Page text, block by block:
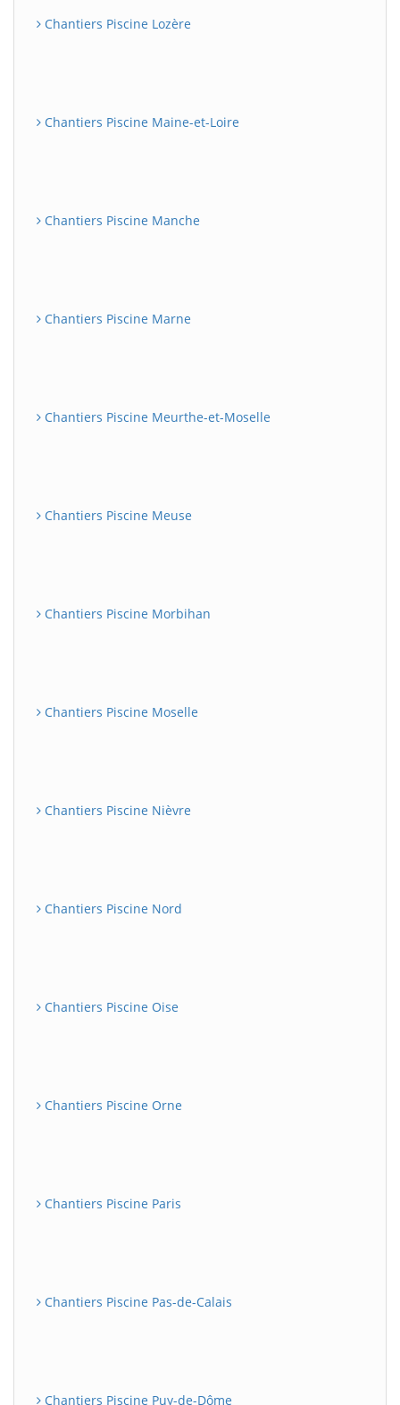
Chantiers Piscine Lozère
Chantiers Piscine Maine-et-Loire
Chantiers Piscine Manche
Chantiers Piscine Marne
Chantiers Piscine Meurthe-et-Moselle
Chantiers Piscine Meuse
Chantiers Piscine Morbihan
Chantiers Piscine Moselle
Chantiers Piscine Nièvre
Chantiers Piscine Nord
Chantiers Piscine Oise
Chantiers Piscine Orne
Chantiers Piscine Paris
Chantiers Piscine Pas-de-Calais
Chantiers Piscine Puy-de-Dôme